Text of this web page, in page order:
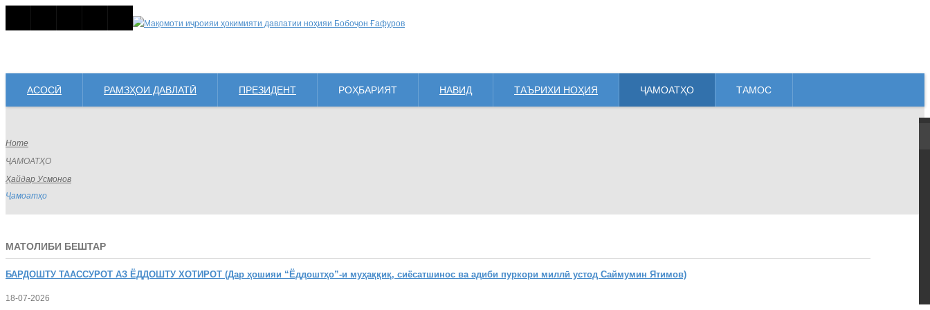
АСОСӢ РАМЗҲОИ ДАВЛАТӢ ПРЕЗИДЕНТ РОҲБАРИЯТ НАВИД ТАЪРИХИ НОҲИЯ ҶАМОАТҲО ТАМОС
Home
ҶАМОАТҲО
Ҳайдар Усмонов
Ҷамоатҳо
МАТОЛИБИ БЕШТАР
БАРДОШТУ ТААССУРОТ АЗ ЁДДОШТУ ХОТИРОТ (Дар ҳошияи “Ёддоштҳо”-и муҳаққиқ, сиёсатшинос ва адиби пуркори миллӣ устод Саймумин Ятимов)
18-07-2026